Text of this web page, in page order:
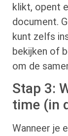
klikt, opent
document.
kunt zelfs
bekijken of
om de
Stap 3:
time (in
Wanneer je